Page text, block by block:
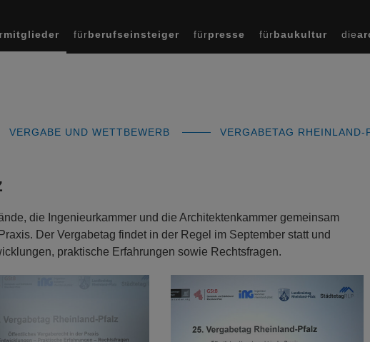
mitglieder fürberufseinsteiger fürpresse fürbaukultur die
VERGABE UND WETTBEWERB VERGABETAG RHEINLAND-
die Ingenieurkammer und die Architektenkammer gemeinsam
Der Vergabetag findet in der Regel im September statt und
praktische Erfahrungen sowie Rechtsfragen.